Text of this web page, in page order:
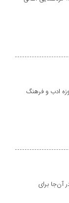
ادب و فرهنگ
انوار از محلی که ۲۰ سال در آن‌جا برای